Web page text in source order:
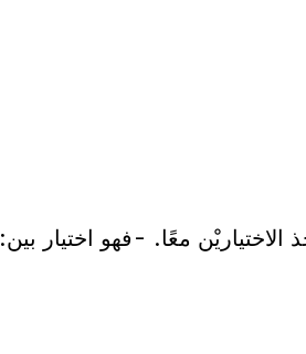
الاختياريْن معًا. -فهو اختيار بين: